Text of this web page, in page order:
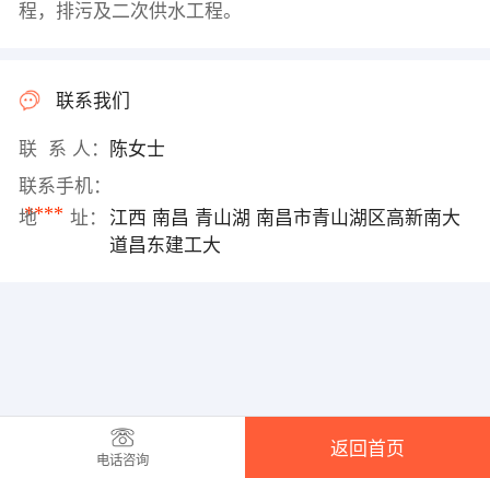
程，排污及二次供水工程。
联系我们
联 系 人：
陈女士
联系手机：
****
地 址：
江西 南昌 青山湖 南昌市青山湖区高新南大
道昌东建工大
电话咨询
返回首页